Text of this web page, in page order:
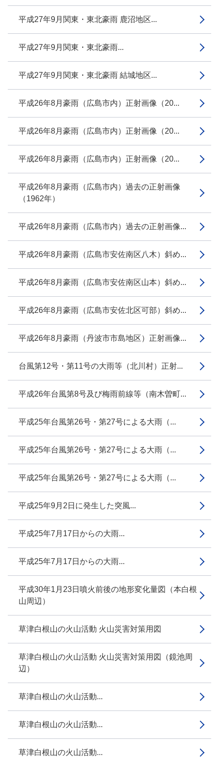
平成27年9月関東・東北豪雨 鹿沼地区...
平成27年9月関東・東北豪雨...
平成27年9月関東・東北豪雨 結城地区...
平成26年8月豪雨（広島市内）正射画像（20...
平成26年8月豪雨（広島市内）正射画像（20...
平成26年8月豪雨（広島市内）正射画像（20...
平成26年8月豪雨（広島市内）過去の正射画像
（1962年）
平成26年8月豪雨（広島市内）過去の正射画像...
平成26年8月豪雨（広島市安佐南区八木）斜め...
平成26年8月豪雨（広島市安佐南区山本）斜め...
平成26年8月豪雨（広島市安佐北区可部）斜め...
平成26年8月豪雨（丹波市市島地区）正射画像...
台風第12号・第11号の大雨等（北川村）正射...
平成26年台風第8号及び梅雨前線等（南木曽町...
平成25年台風第26号・第27号による大雨（...
平成25年台風第26号・第27号による大雨（...
平成25年台風第26号・第27号による大雨（...
平成25年9月2日に発生した突風...
平成25年7月17日からの大雨...
平成25年7月17日からの大雨...
平成30年1月23日噴火前後の地形変化量図（本白根
山周辺）
草津白根山の火山活動 火山災害対策用図
草津白根山の火山活動 火山災害対策用図（鏡池周
辺）
草津白根山の火山活動...
草津白根山の火山活動...
草津白根山の火山活動...